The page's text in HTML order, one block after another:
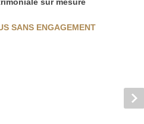
SANS ENGAGEMENT